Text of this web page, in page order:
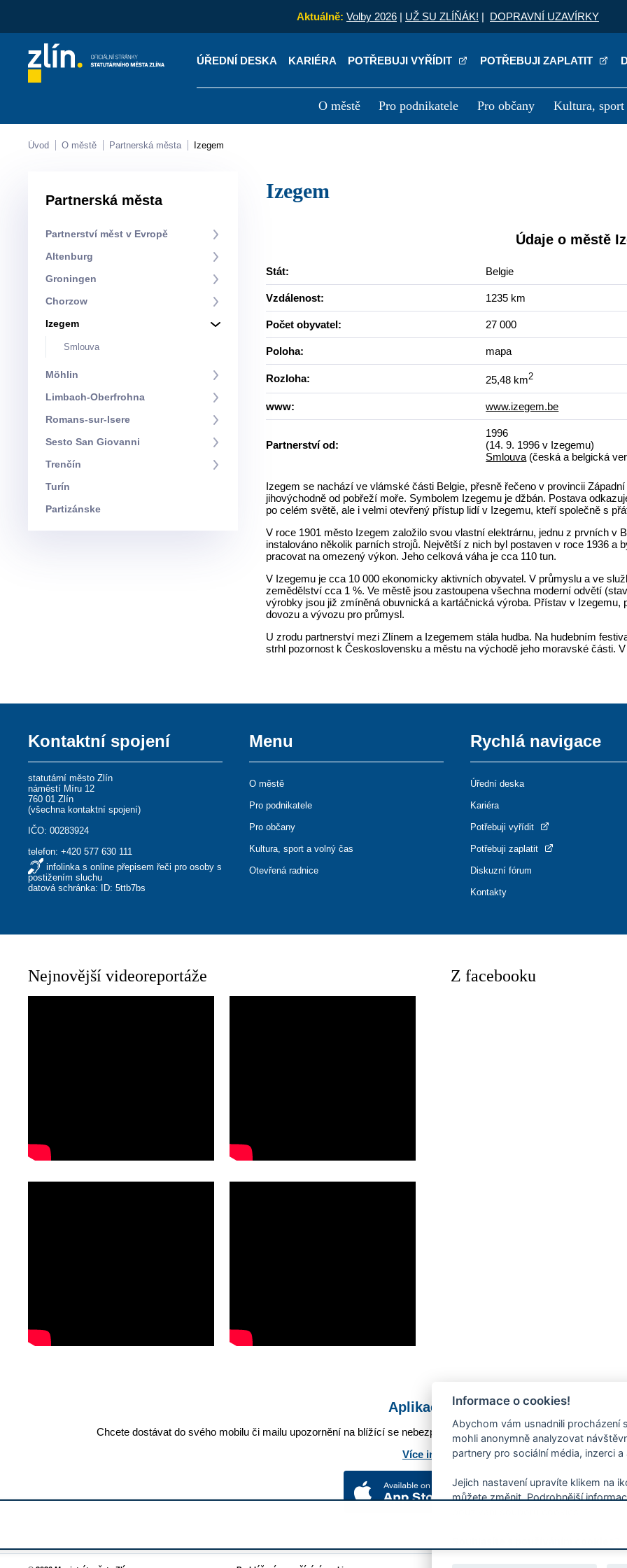
Aktuálně: Volby 2026 | UŽ SU ZLÍŇÁK! | DOPRAVNÍ UZAVÍRKY
ÚŘEDNÍ DESKA KARIÉRA POTŘEBUJI VYŘÍDIT POTŘEBUJI ZAPLATIT
O městě Pro podnikatele Pro občany Kultura, sport
Kontakty
Úvod O městě Partnerská města Izegem
Partnerská města
Partnerství měst v Evropě
Altenburg
Groningen
Chorzow
Izegem
Smlouva
Möhlin
Limbach-Oberfrohna
Romans-sur-Isere
Sesto San Giovanni
Trenčín
Turín
Partizánske
Izegem
Údaje o městě
Stát: Belgie
Vzdálenost: 1235 km
Počet obyvatel: 27 000
Poloha: mapa
Rozloha: 25,48 km2
www: www.izegem.be
Partnerství od:
1996
(14. 9. 1996 v Izegemu)
Smlouva (česká a belgická
Izegem se nachází ve vlámské části Belgie, přesně řečeno v provincii
jihovýchodně od pobřeží moře. Symbolem Izegemu je džbán. Postava
po celém světě, ale i velmi otevřený přístup lidí v Izegemu, kteří společně s
V roce 1901 město Izegem založilo svou vlastní elektrárnu, jednu z prvních v
instalováno několik parních strojů. Největší z nich byl postaven v roce 1936 a
pracovat na omezený výkon. Jeho celková váha je cca 110 tun.
V Izegemu je cca 10 000 ekonomicky aktivních obyvatel. V průmyslu a ve
zemědělství cca 1 %. Ve městě jsou zastoupena všechna moderní odvětí
výrobky jsou již zmíněná obuvnická a kartáčnická výroba. Přístav v
dovozu a vývozu pro průmysl.
U zrodu partnerství mezi Zlínem a Izegemem stála hudba. Na hudebním
strhl pozornost k Československu a městu na východě jeho moravské části.
Kontaktní spojení
statutární město Zlín
náměstí Míru 12
760 01 Zlín
(všechna kontaktní spojení)
IČO: 00283924
telefon:+420 577 630 111
infolinka s online přepisem řeči pro osoby s
postižením sluchu
datová schránka: ID: 5ttb7bs
Menu
O městě
Pro podnikatele
Pro občany
Kultura, sport a volný čas
Otevřená radnice
Rychlá navigace
Úřední deska
Kariéra
Potřebuji vyřídit
Potřebuji zaplatit
Diskuzní fórum
Kontakty
Nejnovější videoreportáže Z facebooku
Aplikace Mobilní rozhlas
Chcete dostávat do svého mobilu či mailu upozornění na blížící se nebezpečí, odstávky, poruchy a výpadky
Více informací o aplikaci
Informace o cookies!
Abychom vám usnadnili procházení
mohli anonymně analyzovat
partnery pro sociální média, inzerci a
Jejich nastavení upravíte klikem na
můžete změnit. Podrobnější